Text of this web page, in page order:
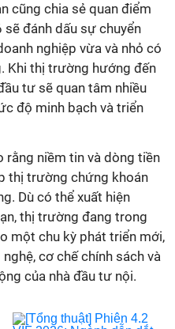
cũng chia sẻ quan điểm
đánh dấu sự chuyển
nghiệp vừa và nhỏ có
Khi thị trường hướng đến
tư sẽ quan tâm nhiều
độ minh bạch và triển
rằng niềm tin và dòng tiền
thị trường chứng khoán
Dù có thể xuất hiện
thị trường đang trong
một chu kỳ phát triển mới,
cơ chế chính sách và
của nhà đầu tư nội.